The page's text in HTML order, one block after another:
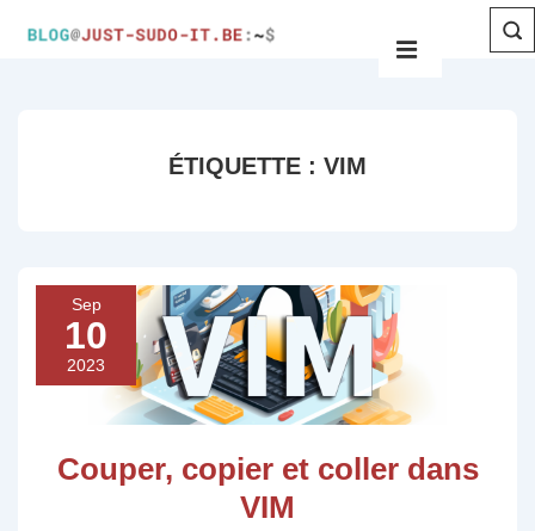
ÉTIQUETTE : VIM
Sep
10
2023
Couper, copier et coller dans
VIM